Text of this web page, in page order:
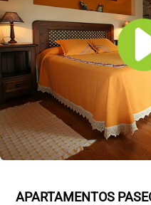
APARTAMENTOS